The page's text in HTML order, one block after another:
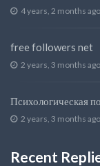
4 years, 2 months ago
free followers net
2 years, 3 months ago
Психологическая
2 years, 3 months ago
Recent